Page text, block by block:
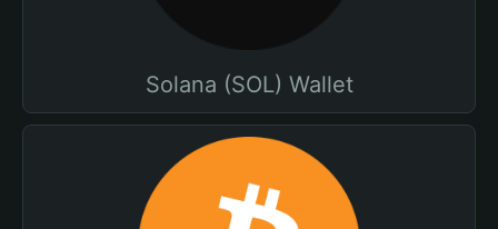
Solana (SOL) Wallet